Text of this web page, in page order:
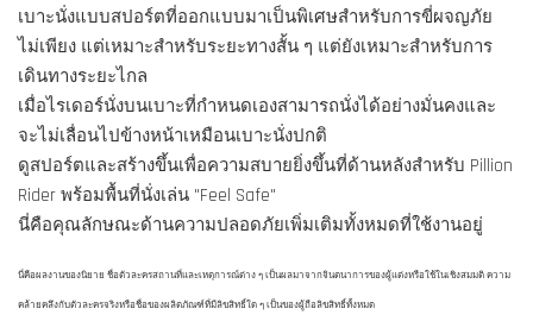
เบาะนั่งแบบสปอร์ตที่ออกแบบมาเป็นพิเศษสำหรับการขี่ผจญภัย
ไม่เพียง แต่เหมาะสำหรับระยะทางสั้น ๆ แต่ยังเหมาะสำหรับการ
เดินทางระยะไกล
เมื่อไรเดอร์นั่งบนเบาะที่กำหนดเองสามารถนั่งได้อย่างมั่นคงและ
จะไม่เลื่อนไปข้างหน้าเหมือนเบาะนั่งปกติ
ดูสปอร์ตและสร้างขึ้นเพื่อความสบายยิ่งขึ้นที่ด้านหลังสำหรับ Pillion
Rider พร้อมพื้นที่นั่งเล่น "Feel Safe"
นี่คือคุณลักษณะด้านความปลอดภัยเพิ่มเติมทั้งหมดที่ใช้งานอยู่
นี่คือผลงานของนิยาย ชื่อตัวละครสถานที่และเหตุการณ์ต่าง ๆ เป็นผลมาจากจินตนาการของผู้แต่งหรือใช้ในเชิงสมมติ ความ
คล้ายคลึงกับตัวละครจริงหรือชื่อของผลิตภัณฑ์ที่มีลิขสิทธิ์ใด ๆ เป็นของผู้ถือลิขสิทธิ์ทั้งหมด